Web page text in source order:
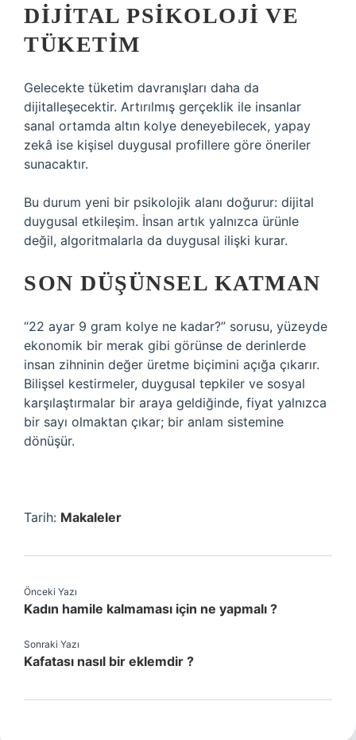
DIJITAL PSIKOLOJI VE
TÜKETIM
Gelecekte tüketim davranışları daha da
dijitalleşecektir. Artırılmış gerçeklik ile insanlar
sanal ortamda altın kolye deneyebilecek, yapay
zekâ ise kişisel duygusal profillere göre öneriler
sunacaktır.
Bu durum yeni bir psikolojik alanı doğurur: dijital
duygusal etkileşim. İnsan artık yalnızca ürünle
değil, algoritmalarla da duygusal ilişki kurar.
SON DÜŞÜNSEL KATMAN
“22 ayar 9 gram kolye ne kadar?” sorusu, yüzeyde
ekonomik bir merak gibi görünse de derinlerde
insan zihninin değer üretme biçimini açığa çıkarır.
Bilişsel kestirmeler, duygusal tepkiler ve sosyal
karşılaştırmalar bir araya geldiğinde, fiyat yalnızca
bir sayı olmaktan çıkar; bir anlam sistemine
dönüşür.
Tarih: Makaleler
Önceki Yazı
Kadın hamile kalmaması için ne yapmalı ?
Sonraki Yazı
Kafatası nasıl bir eklemdir ?